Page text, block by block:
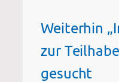
Weiterhin
zur
gesucht